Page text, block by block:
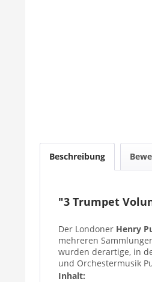
Beschreibung
"3 Trumpet
Der Londoner Henry
mehreren
wurden derartige, in
und Orchestermusik
Inhalt: